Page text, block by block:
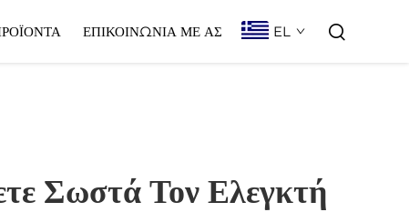
ΕΠΙΚΟΙΝΩΝΊΑ ΜΕ ΑΣ EL
Σωστά Τον Ελεγκτή